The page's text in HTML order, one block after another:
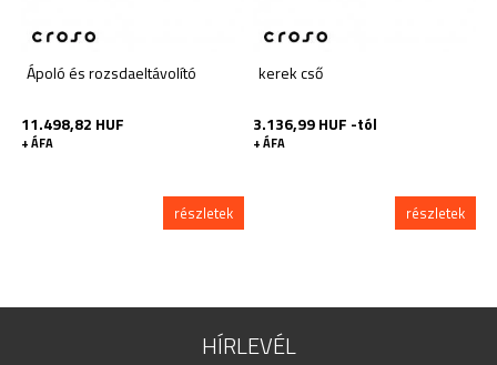
Ápoló és rozsdaeltávolító
11.498,82 HUF
+ ÁFA
részletek
kerek cső
3.136,99 HUF -tól
+ ÁFA
részletek
HÍRLEVÉL